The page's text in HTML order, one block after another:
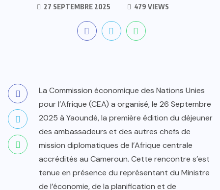
27 SEPTEMBRE 2025 479 VIEWS
La Commission économique des Nations Unies
pour l’Afrique (CEA) a organisé, le 26 Septembre
2025 à Yaoundé, la première édition du déjeuner
des ambassadeurs et des autres chefs de
mission diplomatiques de l’Afrique centrale
accrédités au Cameroun. Cette rencontre s’est
tenue en présence du représentant du Ministre
de l’économie, de la planification et de